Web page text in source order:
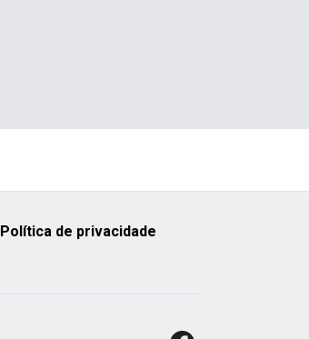
Política de privacidade